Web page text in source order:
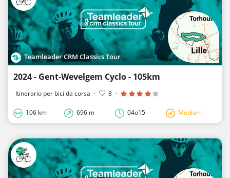
Teamleader CRM Classics Tour
2024 - Gent-Wevelgem Cyclo - 105km
Itinerario per bici da corsa · 8 ·
106 km 696 m 04o15 Medium